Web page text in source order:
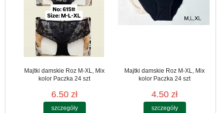
Majtki damskie Roz M-XL, Mix
kolor Paczka 24 szt
6.50 zł
szczegóły
Majtki damskie Roz M-XL, Mix
kolor Paczka 24 szt
4.50 zł
szczegóły